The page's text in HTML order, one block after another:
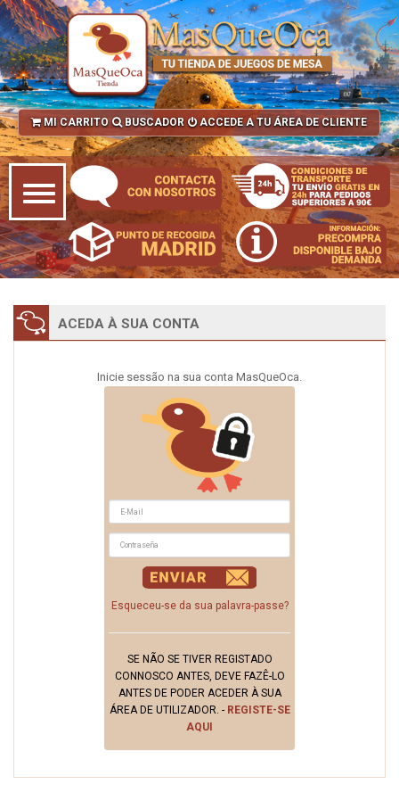
MI CARRITO BUSCADOR ACCEDE A TU ÁREA DE CLIENTE
ACEDA À SUA CONTA
Inicie sessão na sua conta MasQueOca.
Esqueceu-se da sua palavra-passe?
SE NÃO SE TIVER REGISTADO
CONNOSCO ANTES, DEVE FAZÊ-LO
ANTES DE PODER ACEDER À SUA
ÁREA DE UTILIZADOR. - REGISTE-SE
AQUI